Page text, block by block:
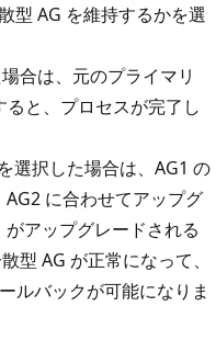
型 AG を維持するかを選
合は、元のプライマリ
と、プロセスが完了し
選択した場合は、AG1 の
に合わせてアップグ
アップグレードされる
型 AG が正常になって、
ルバックが可能になりま